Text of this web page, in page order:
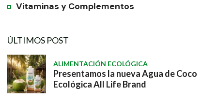
Vitaminas y Complementos
ÚLTIMOS POST
ALIMENTACIÓN ECOLÓGICA
Presentamos la nueva Agua de Coco
Ecológica All Life Brand